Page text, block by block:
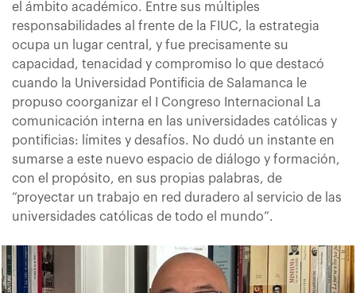
el ámbito académico. Entre sus múltiples
responsabilidades al frente de la FIUC, la estrategia
ocupa un lugar central, y fue precisamente su
capacidad, tenacidad y compromiso lo que destacó
cuando la Universidad Pontificia de Salamanca le
propuso coorganizar el I Congreso Internacional La
comunicación interna en las universidades católicas y
pontificias: límites y desafíos. No dudó un instante en
sumarse a este nuevo espacio de diálogo y formación,
con el propósito, en sus propias palabras, de
“proyectar un trabajo en red duradero al servicio de las
universidades católicas de todo el mundo”.